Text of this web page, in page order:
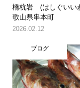
橋杭岩 (はしぐい
歌山県串本町
2026.02.12
ブログ